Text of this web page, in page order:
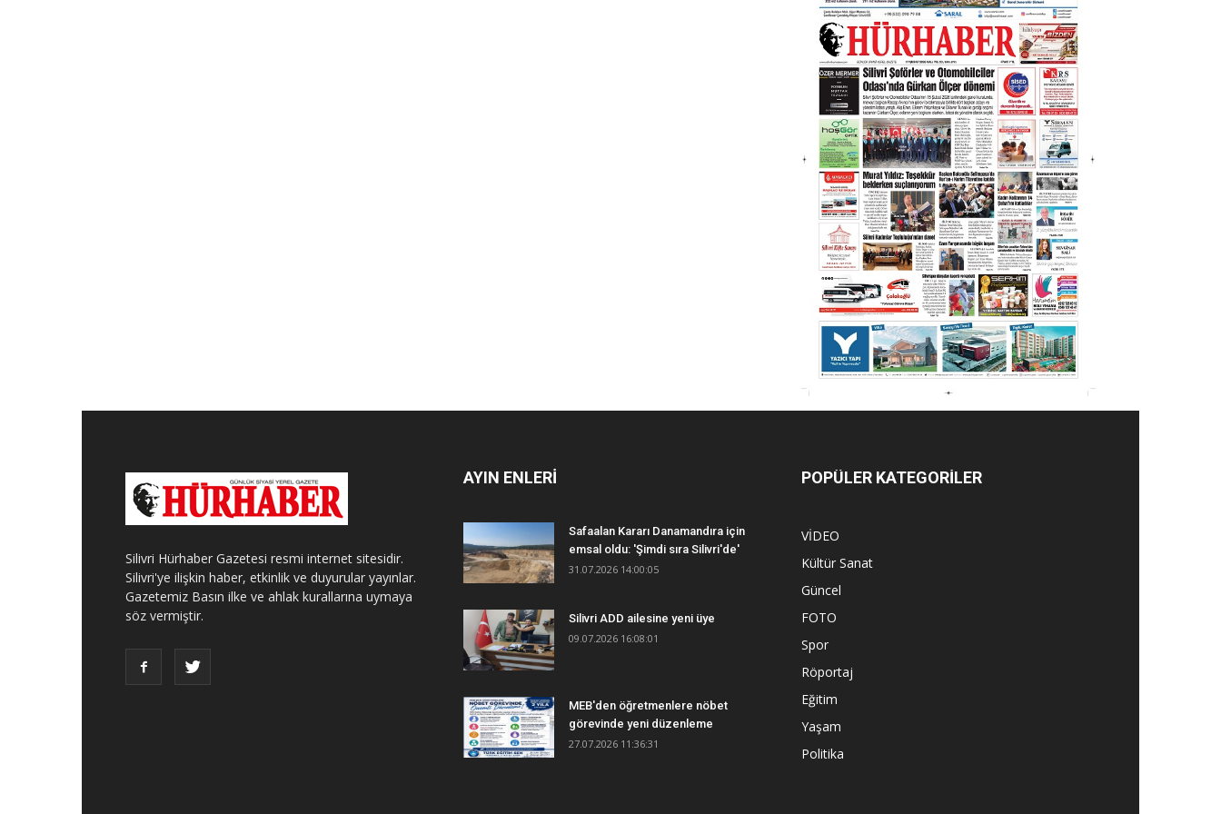
Silivri Hürhaber Gazetesi resmi internet sitesidir.
Silivri'ye ilişkin haber, etkinlik ve duyurular yayınlar.
Gazetemiz Basın ilke ve ahlak kurallarına uymaya
söz vermiştir.
AYIN ENLERİ
Safaalan Kararı Danamandıra için
emsal oldu: 'Şimdi sıra Silivri'de'
31.07.2026 14:00:05
Silivri ADD ailesine yeni üye
09.07.2026 16:08:01
MEB'den öğretmenlere nöbet
görevinde yeni düzenleme
27.07.2026 11:36:31
POPÜLER KATEGORİLER
VİDEO
Kültür Sanat
Güncel
FOTO
Spor
Röportaj
Eğitim
Yaşam
Politika